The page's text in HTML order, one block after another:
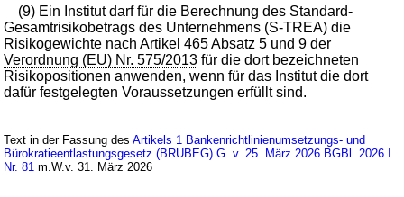
(9) Ein Institut darf für die Berechnung des Standard-
Gesamtrisikobetrags des Unternehmens (S-TREA) die
Risikogewichte nach Artikel 465 Absatz 5 und 9 der
Verordnung (EU) Nr. 575/2013 für die dort bezeichneten
Risikopositionen anwenden, wenn für das Institut die dort
dafür festgelegten Voraussetzungen erfüllt sind.
Text in der Fassung desArtikels 1 Bankenrichtlinienumsetzungs- und
Bürokratieentlastungsgesetz (BRUBEG) G. v. 25. März 2026 BGBl. 2026 I
Nr. 81 m.W.v. 31. März 2026